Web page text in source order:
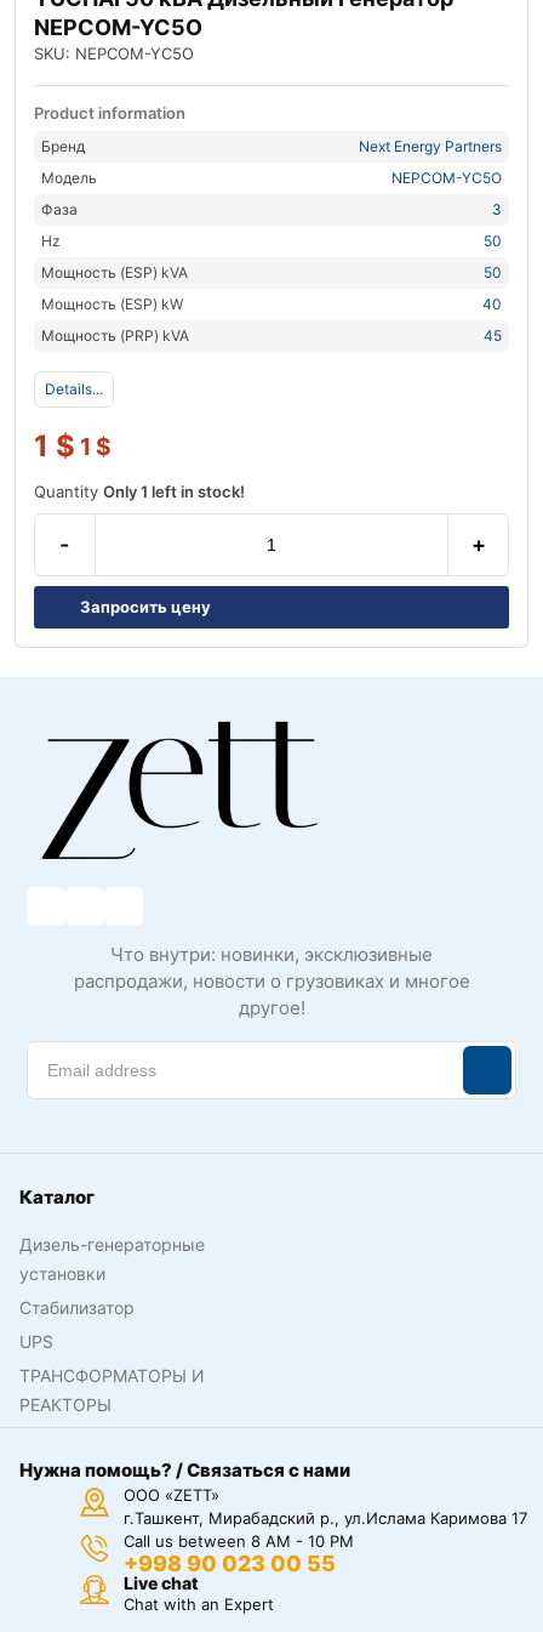
NEPCOM-YC5O
SKU: NEPCOM-YC5O
Product information
Бренд
Next Energy Partners
Модель
NEPCOM-YC5O
Фаза
3
Hz
50
Мощность (ESP) kVA
50
Мощность (ESP) kW
40
Мощность (PRP) kVA
45
Details...
1 $ 1 $
Quantity Only 1 left in stock!
- +
Запросить цену
Что внутри: новинки, эксклюзивные
распродажи, новости о грузовиках и многое
другое!
Каталог
Дизель-генераторные
установки
Стабилизатор
UPS
ТРАНСФОРМАТОРЫ И
РЕАКТОРЫ
Нужна помощь? / Связаться с нами
ООО «ZETT»
г.Ташкент, Мирабадский р., ул.Ислама Каримова 17
Call us between 8 AM - 10 PM
+998 90 023 00 55
Live chat
Chat with an Expert